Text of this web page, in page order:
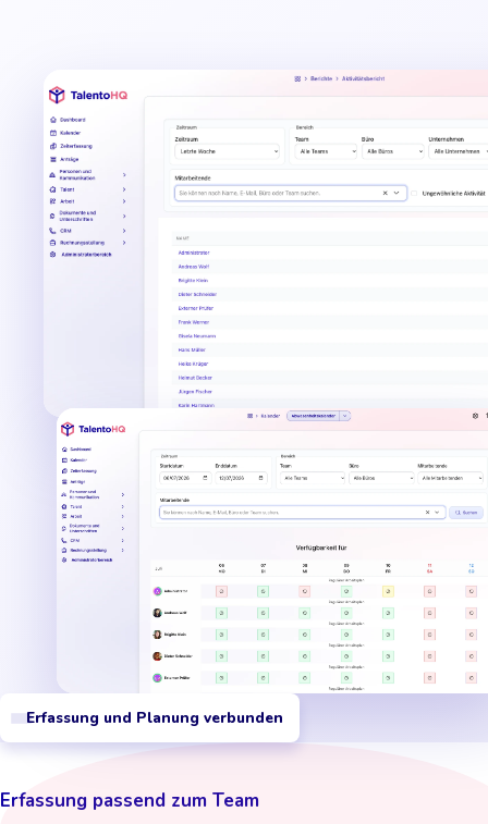
Erfassung und Planung verbunden
Erfassung passend zum Team